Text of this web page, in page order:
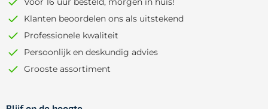
Klanten beoordelen ons als uitstekend
Professionele kwaliteit
Persoonlijk en deskundig advies
Grooste assortiment